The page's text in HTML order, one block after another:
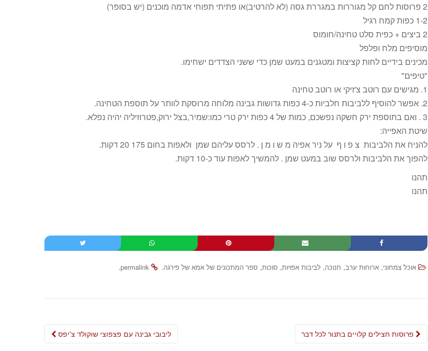
2 פרוסות לחם קל מגוררות במגררת גסה (לא להרטיב)או פתיתי תפוחי אדמה מוכנים (יש בסופר)
1-2 כפות קמח רגיל
2 ביצים + כפית סלט טחינה/חומוס
מוסיפים מלח ופלפל
מכינים בידיים לחות קציצות ומטגנים במעט שמן כדי ששני הצדדים ישחימו.
"טיפים"
1. מגישים עם רוטב צ'זיקי או רוטב טחינה
2. אפשר להוסיף ללביבות חלביות כ-4 כפות גדושות גבינה מלוחה מרוסקת לוותר על תוספת הטחינה.
3 . ואם בתוספת ירק חשקה נפשכם, כמות של 4 כפות ירק טרי כמו:שמיר,בצל ירוק,פטרוזיליה יהיה נפלא.
שיטת האפייה:
להניח את הלביבות צ פ ו ף על ניר אפיה מ ש ו מ ן . לרסס עליהם שמן ולאפות בחום 175 20 דקות.
להפוך את הלביבות ולרסס שוב במעט שמן . להמשיך לאפות עוד כ-10 דקות.
תהנו
תהנו
אוכל צמחוני, ארוחות ערב, חנוכה, לביבות אפויות, סוכות, ספר המתכונים של אמא של פירגה.
permalink
.
Post
ליבובי גבינה עם פצפוצי שוקולד צ'יפס